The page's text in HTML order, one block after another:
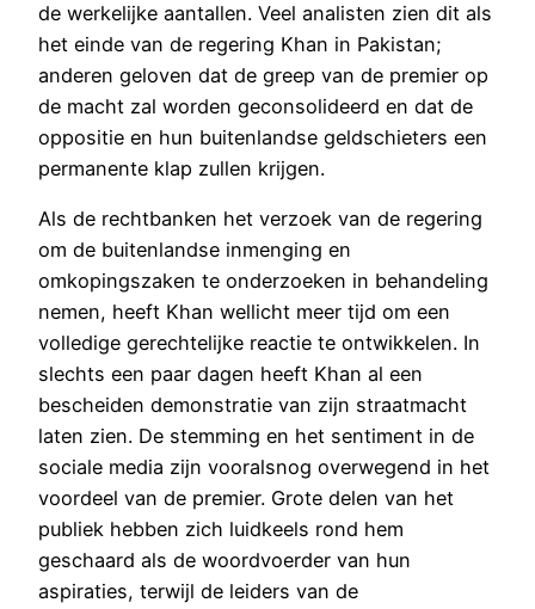
de werkelijke aantallen. Veel analisten zien dit als
het einde van de regering Khan in Pakistan;
anderen geloven dat de greep van de premier op
de macht zal worden geconsolideerd en dat de
oppositie en hun buitenlandse geldschieters een
permanente klap zullen krijgen.
Als de rechtbanken het verzoek van de regering
om de buitenlandse inmenging en
omkopingszaken te onderzoeken in behandeling
nemen, heeft Khan wellicht meer tijd om een
volledige gerechtelijke reactie te ontwikkelen. In
slechts een paar dagen heeft Khan al een
bescheiden demonstratie van zijn straatmacht
laten zien. De stemming en het sentiment in de
sociale media zijn vooralsnog overwegend in het
voordeel van de premier. Grote delen van het
publiek hebben zich luidkeels rond hem
geschaard als de woordvoerder van hun
aspiraties, terwijl de leiders van de